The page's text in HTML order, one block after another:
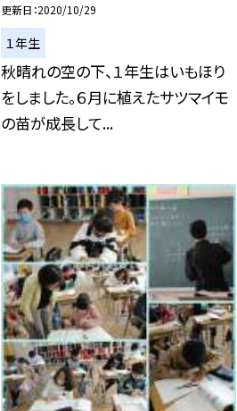
更新日 2020/10/29
１年生
秋晴れの空の下、１年生はいもほり
をしました。６月に植えたサツマイモ
の苗が成長して...